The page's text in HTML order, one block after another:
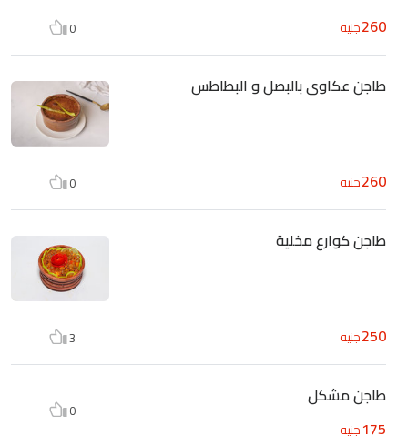
260جنيه 0
طاجن عكاوى بالبصل و البطاطس
260جنيه 0
طاجن كوارع مخلية
250جنيه 3
طاجن مشكل
175جنيه
0